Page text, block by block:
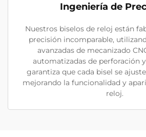
Ingeniería de
Nuestros biselos de reloj están
precisión incomparable,
avanzadas de mecanizado
automatizadas de perforación
garantiza que cada bisel se
mejorando la funcionalidad y
reloj.